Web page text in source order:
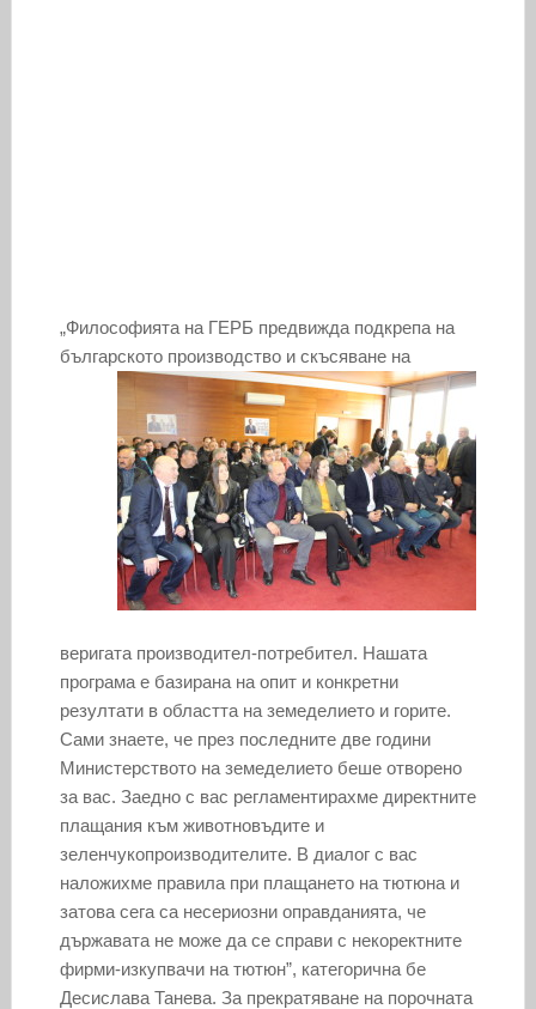
„Философията на ГЕРБ предвижда подкрепа на
българското производство и скъсяване на
веригата производител-потребител. Нашата
програма е базирана на опит и конкретни
резултати в областта на земеделието и горите.
Сами знаете, че през последните две години
Министерството на земеделието беше отворено
за вас. Заедно с вас регламентирахме директните
плащания към животновъдите и
зеленчукопроизводителите. В диалог с вас
наложихме правила при плащането на тютюна и
затова сега са несериозни оправданията, че
държавата не може да се справи с некоректните
фирми-изкупвачи на тютюн”, категорична бе
Десислава Танева. За прекратяване на порочната